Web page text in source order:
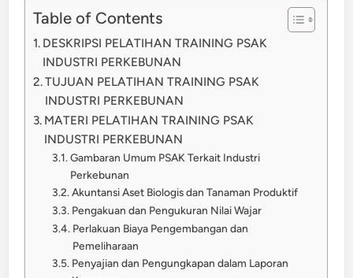
Table of Contents
DESKRIPSI PELATIHAN TRAINING PSAK
INDUSTRI PERKEBUNAN
TUJUAN PELATIHAN TRAINING PSAK
INDUSTRI PERKEBUNAN
MATERI PELATIHAN TRAINING PSAK
INDUSTRI PERKEBUNAN
Gambaran Umum PSAK Terkait Industri
Perkebunan
Akuntansi Aset Biologis dan Tanaman Produktif
Pengakuan dan Pengukuran Nilai Wajar
Perlakuan Biaya Pengembangan dan
Pemeliharaan
Penyajian dan Pengungkapan dalam Laporan